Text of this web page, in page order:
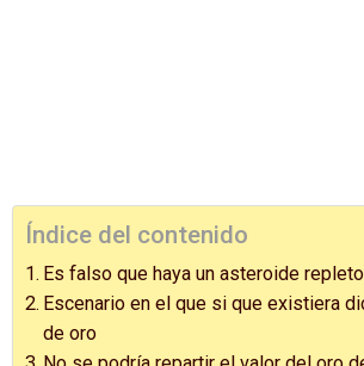
Índice del contenido
Es falso que haya un asteroide
Escenario en el que si que existiera
de oro